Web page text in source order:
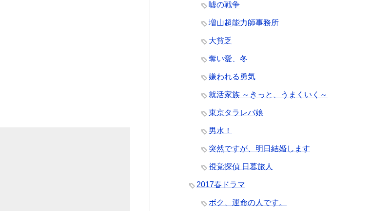
嘘の戦争
増山超能力師事務所
大貧乏
奪い愛、冬
嫌われる勇気
就活家族 ～きっと、うまくいく～
東京タラレバ娘
男水！
突然ですが、明日結婚します
視覚探偵 日暮旅人
2017春ドラマ
ボク、運命の人です。